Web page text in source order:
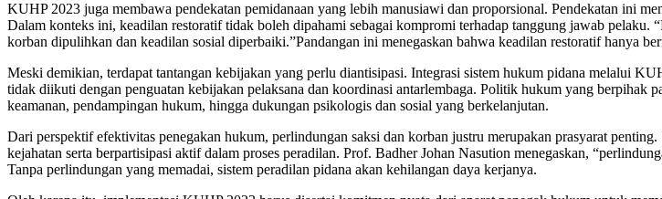
KUHP 2023 juga membawa pendekatan pemidanaan yang lebih manusiawi dan proporsional. Pendekatan ini
Dalam konteks ini, keadilan restoratif tidak boleh dipahami sebagai kompromi terhadap tanggung jawab pelaku.
korban dipulihkan dan keadilan sosial diperbaiki.”Pandangan ini menegaskan bahwa keadilan restoratif hanya
Meski demikian, terdapat tantangan kebijakan yang perlu diantisipasi. Integrasi sistem hukum pidana melalui
tidak diikuti dengan penguatan kebijakan pelaksana dan koordinasi antarlembaga. Politik hukum yang berpihak
keamanan, pendampingan hukum, hingga dukungan psikologis dan sosial yang berkelanjutan.
Dari perspektif efektivitas penegakan hukum, perlindungan saksi dan korban justru merupakan prasyarat
kejahatan serta berpartisipasi aktif dalam proses peradilan. Prof. Badher Johan Nasution menegaskan,
Tanpa perlindungan yang memadai, sistem peradilan pidana akan kehilangan daya kerjanya.